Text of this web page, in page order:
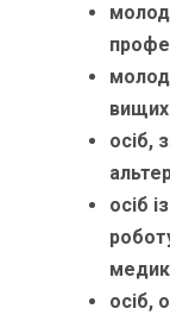
вищих
осіб,
осіб
осіб,